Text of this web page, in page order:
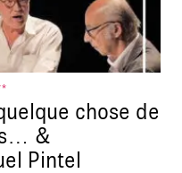
chose de
&
Pintel